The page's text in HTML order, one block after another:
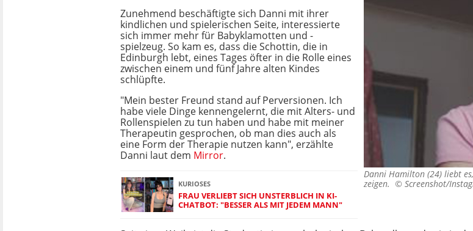
Danni Hamilton (24) liebt
zeigen. © Screenshot/
Zunehmend beschäftigte sich Danni mit ihrer
kindlichen und spielerischen Seite, interessierte
sich immer mehr für Babyklamotten und -
spielzeug. So kam es, dass die Schottin, die in
Edinburgh lebt, eines Tages öfter in die Rolle eines
zwischen einem und fünf Jahre alten Kindes
schlüpfte.
"Mein bester Freund stand auf Perversionen. Ich
habe viele Dinge kennengelernt, die mit Alters- und
Rollenspielen zu tun haben und habe mit meiner
Therapeutin gesprochen, ob man dies auch als
eine Form der Therapie nutzen kann", erzählte
Danni laut dem Mirror.
KURIOSES
FRAU VERLIEBT SICH UNSTERBLICH IN KI-
CHATBOT: "BESSER ALS MIT JEDEM MANN"